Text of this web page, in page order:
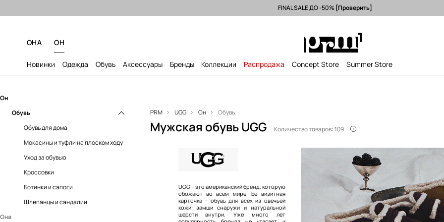
Исключительно оригинальные товары >
FINAL SALE ДО -50% [Проверить]
ОНА ОН
Новинки Одежда Обувь Аксессуары Бренды Коллекции Распродажа Concept Store Summer Store
Он
Обувь
Обувь для дома
Мокасины и туфли на плоском ходу
Уход за обувью
Кроссовки
Ботинки и сапоги
Шлепанцы и сандалии
Она
PRM UGG Он Обувь
Мужская обувь UGG Количество товаров: 109
UGG – это американский бренд, которую
обожают во всём мире. Её визитная
карточка – обувь для всех из овечьей
кожи: замши снаружи и натуральной
шерсти внутри. Уже много лет